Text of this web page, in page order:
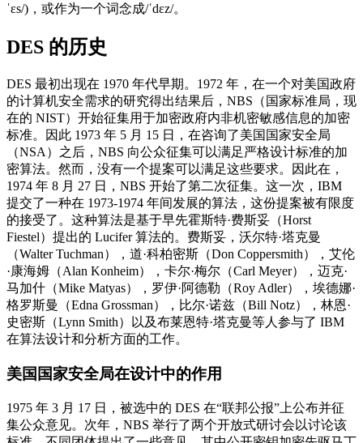
ˈɛs/)，或作为一个词念成/ˈdɛz/。
DES 的历史
DES 最初出现在 1970 年代早期。1972 年，在一个对美国政府
的计算机安全需求的研究得出结果后，NBS（国家标准局，现
在的 NIST）开始征集用于加密政府内非机密敏感信息的加密
标准。因此 1973 年 5 月 15 日，在咨询了美国国家安全局
（NSA）之后，NBS 向公众征集可以满足严格设计标准的加
密算法。然而，没有一个提案可以满足这些要求。因此在，
1974 年 8 月 27 日，NBS 开始了第二次征集。这一次，IBM
提交了一种在 1973-1974 年间发展的算法，这份提案被有限度
的接受了。这种算法是基于早先霍斯特·费斯妥（Horst
Fiestel）提出的 Lucifer 算法的。费斯妥，沃尔特·塔克曼
（Walter Tuchman），道·科柏密斯（Don Coppersmith），艾伦
·康海姆（Alan Konheim），卡尔·梅尔（Carl Meyer），迈克·
马加什（Mike Matyas），罗伊·阿德勒（Roy Adler），埃德娜·
格罗斯曼（Edna Grossman），比尔·诺兹（Bill Notz），林恩·
史密斯（Lynn Smith）以及布莱恩特·塔克曼等人参与了 IBM
在算法设计和分析方面的工作。
美国国家安全局在设计中的作用
1975 年 3 月 17 日，被选中的 DES 在“联邦公报”上公布并征
集公众意见。次年，NBS 举行了两个开放式研讨会以讨论该